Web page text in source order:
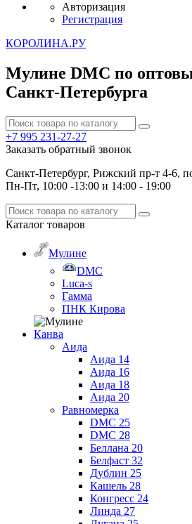
Авторизация
Регистрация
КОРОЛИНА.РУ
Мулине DMC по
Санкт-Петербурга
+7 995 231-27-27
Заказать обратный звонок
Санкт-Петербург, Рижский пр-т 4-6,
Пн-Пт, 10:00 -13:00 и 14:00 - 19:00
Каталог товаров
Мулине
DMC
Luca-s
Гамма
ПНК Кирова
Канва
Аида
Аида 14
Аида 16
Аида 18
Аида 20
Равномерка
DMC 25
DMC 28
Беллана 20
Белфаст 32
Дублин 25
Кашель 28
Конгресс 24
Линда 27